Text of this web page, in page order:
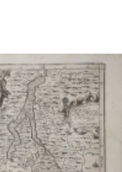
Prezzo
325,00 €
Anteprima
DESCRIZIONE